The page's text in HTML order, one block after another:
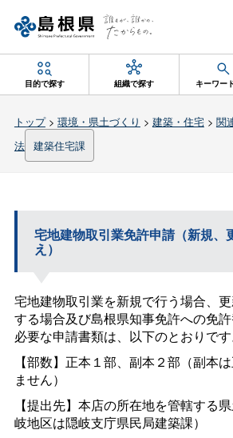
目的で探す 組織で探す キーワー
トップ> 環境・県土づくり > 建築・住宅> 関
法 建築住宅課
宅地建物取引業免許申請（新規、
え）
宅地建物取引業を新規で行う場合、更
する場合及び島根県知事免許への免
必要な申請書類は、以下のとおりです
【部数】正本１部、副本２部（副本
ません）
【提出先】本店の所在地を管轄する
岐地区は隠岐支庁県民局建築課）